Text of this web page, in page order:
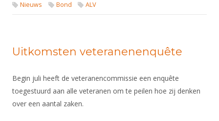
Nieuws Bond ALV
Uitkomsten veteranenenquête
Begin juli heeft de veteranencommissie een enquête
toegestuurd aan alle veteranen om te peilen hoe zij denken
over een aantal zaken.